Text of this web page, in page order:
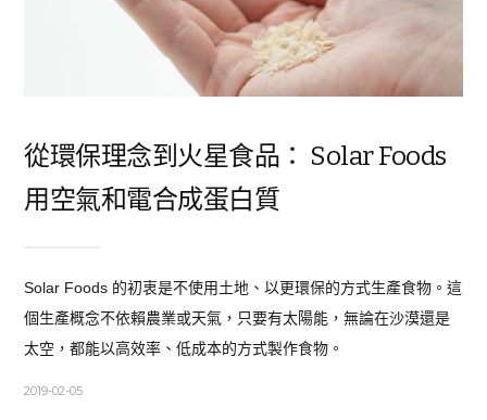
從環保理念到火星食品： Solar Foods
用空氣和電合成蛋白質
Solar Foods 的初衷是不使用土地、以更環保的方式生產食物。這
個生產概念不依賴農業或天氣，只要有太陽能，無論在沙漠還是
太空，都能以高效率、低成本的方式製作食物。
2019-02-05